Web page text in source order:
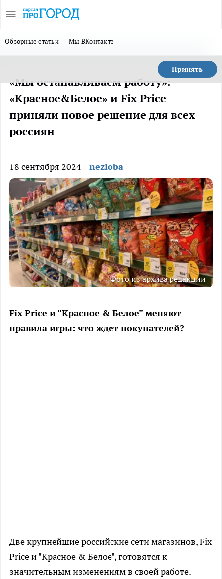
Обзорные статьи Мы ВКонтакте
Принять
«Мы останавливаем работу»:
«Красное&Белое» и Fix Price
приняли новое решение для всех
россиян
18 сентября 2024 nezloba
Фото из архива редакции
Fix Price и "Красное & Белое" меняют
правила игры: что ждет покупателей?
Две крупнейшие российские сети магазинов, Fix
Price и "Красное & Белое", готовятся к
значительным изменениям в своей работе.